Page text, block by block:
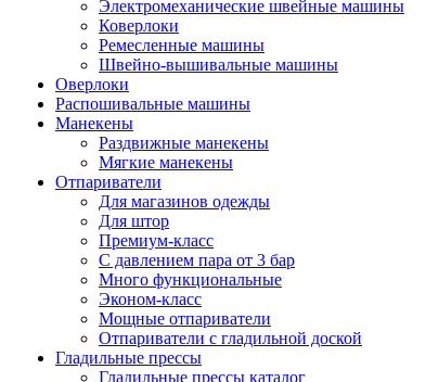
Электромеханические швейные машины
Коверлоки
Ремесленные машины
Швейно-вышивальные машины
Оверлоки
Распошивальные машины
Манекены
Раздвижные манекены
Мягкие манекены
Отпариватели
Для магазинов одежды
Для штор
Премиум-класс
С давлением пара от 3 бар
Много функциональные
Эконом-класс
Мощные отпариватели
Отпариватели с гладильной доской
Гладильные прессы
Гладильные прессы каталог